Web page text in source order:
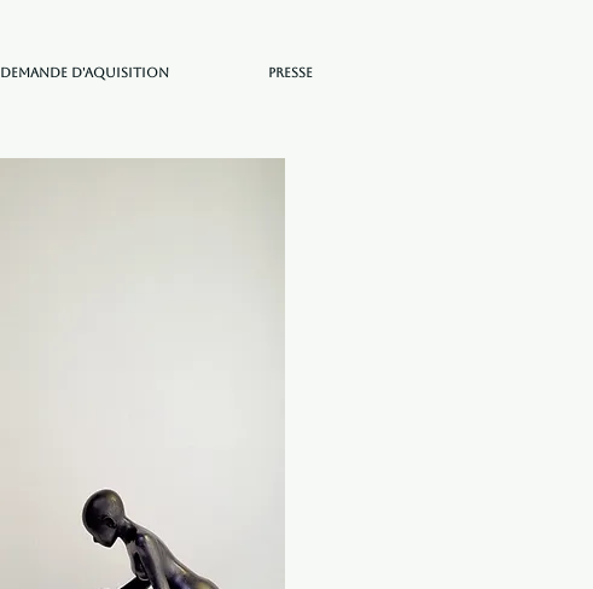
Demande d'aquisition Presse